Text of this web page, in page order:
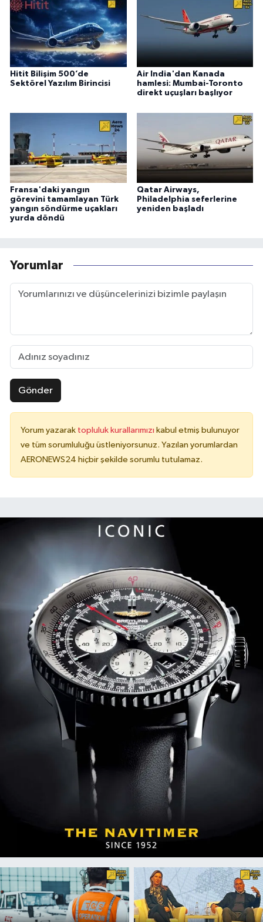
Hitit Bilişim 500’de
Sektörel Yazılım Birincisi
Air India'dan Kanada
hamlesi: Mumbai-Toronto
direkt uçuşları başlıyor
Fransa'daki yangın
görevini tamamlayan Türk
yangın söndürme uçakları
yurda döndü
Qatar Airways,
Philadelphia seferlerine
yeniden başladı
Yorumlar
Gönder
Yorum yazarak topluluk kurallarımızı kabul etmiş bulunuyor
ve tüm sorumluluğu üstleniyorsunuz. Yazılan yorumlardan
AERONEWS24 hiçbir şekilde sorumlu tutulamaz.